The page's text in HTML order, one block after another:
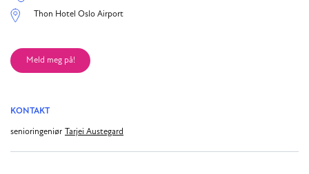
Arrangementsted
Thon Hotel Oslo Airport
Meld meg på!
KONTAKT
senioringeniør Tarjei Austegard